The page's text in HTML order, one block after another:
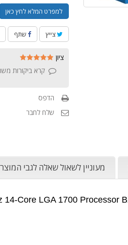
למפרט המלא לחץ כאן
צייץ שתף
ציון
קרא ביקורות
הדפס
שלח לחבר
מעוניין לשאול שאלה לגבי